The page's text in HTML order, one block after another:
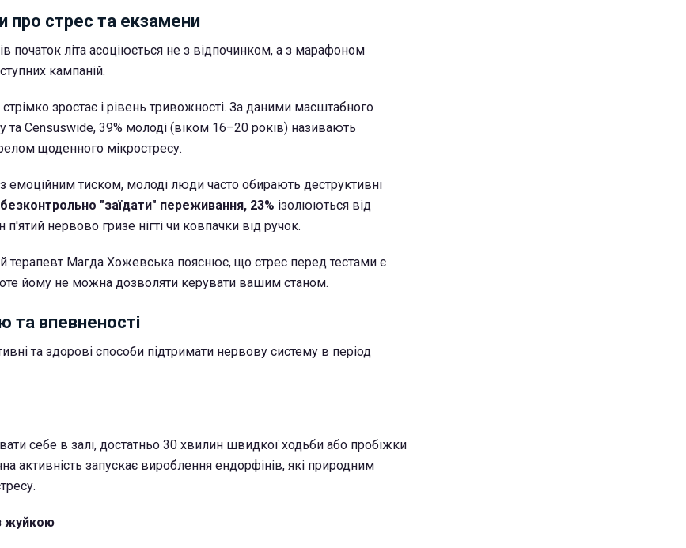
стрес та екзамени
початок літа асоціюється не з відпочинком, а з марафоном
кампаній.
зростає і рівень тривожності. За даними масштабного
та Censuswide, 39% молоді (віком 16–20 років) називають
щоденного мікростресу.
емоційним тиском, молоді люди часто обирають деструктивні
"заїдати" переживання, 23% ізолюються від
нервово гризе нігті чи ковпачки від ручок.
терапевт Магда Хожевська пояснює, що стрес перед тестами є
йому не можна дозволяти керувати вашим станом.
та впевненості
та здорові способи підтримати нервову систему в період
себе в залі, достатньо 30 хвилин швидкої ходьби або пробіжки
активність запускає вироблення ендорфінів, які природним
жуйкою